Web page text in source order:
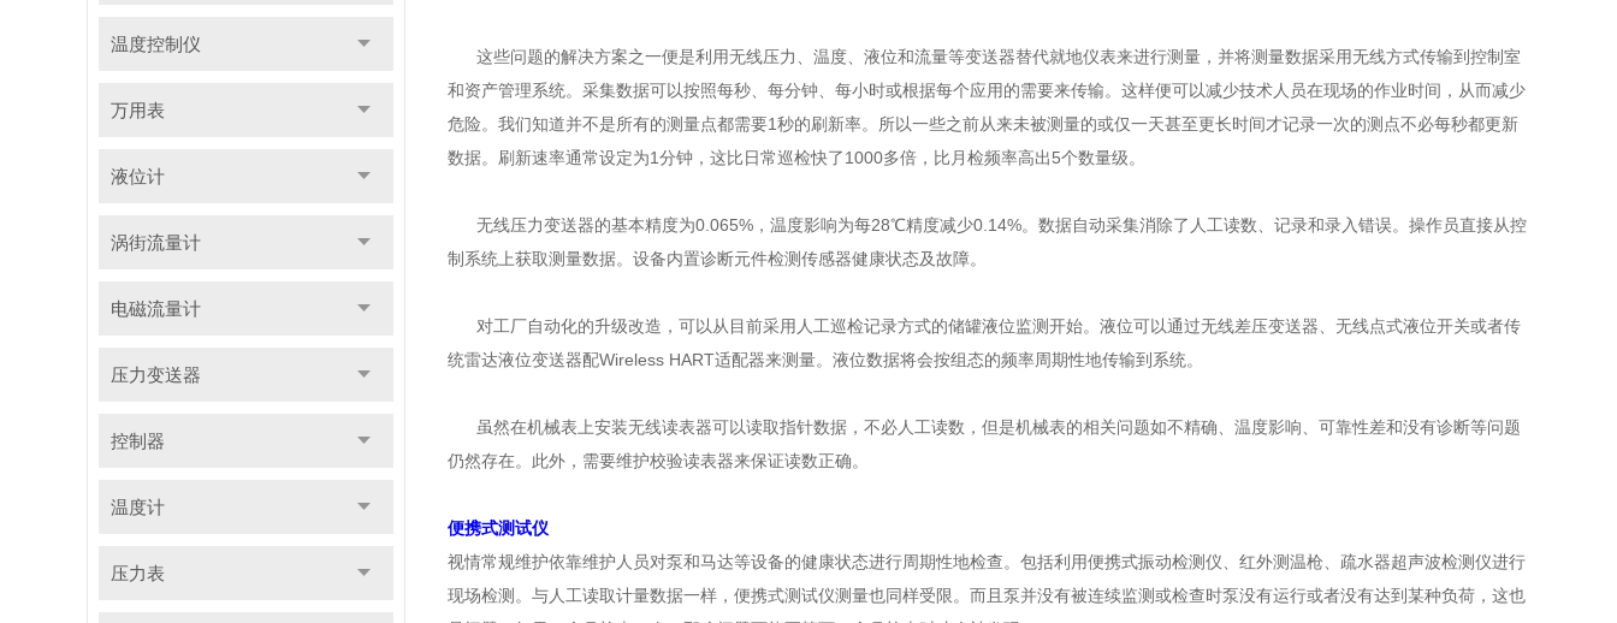
温度控制仪
万用表
液位计
涡街流量计
电磁流量计
压力变送器
控制器
温度计
压力表
这些问题的解决方案之一便是利用无线压力、温度、液位和流量等变送器替代就地仪表来进行测量，并将测量数据采用无线方式传输到控制室
和资产管理系统。采集数据可以按照每秒、每分钟、每小时或根据每个应用的需要来传输。这样便可以减少技术人员在现场的作业时间，从而减少
危险。我们知道并不是所有的测量点都需要1秒的刷新率。所以一些之前从来未被测量的或仅一天甚至更长时间才记录一次的测点不必每秒都更新
数据。刷新速率通常设定为1分钟，这比日常巡检快了1000多倍，比月检频率高出5个数量级。
无线压力变送器的基本精度为0.065%，温度影响为每28℃精度减少0.14%。数据自动采集消除了人工读数、记录和录入错误。操作员直接从控
制系统上获取测量数据。设备内置诊断元件检测传感器健康状态及故障。
对工厂自动化的升级改造，可以从目前采用人工巡检记录方式的储罐液位监测开始。液位可以通过无线差压变送器、无线点式液位开关或者传
统雷达液位变送器配Wireless HART适配器来测量。液位数据将会按组态的频率周期性地传输到系统。
虽然在机械表上安装无线读表器可以读取指针数据，不必人工读数，但是机械表的相关问题如不精确、温度影响、可靠性差和没有诊断等问题
仍然存在。此外，需要维护校验读表器来保证读数正确。
便携式测试仪
视情常规维护依靠维护人员对泵和马达等设备的健康状态进行周期性地检查。包括利用便携式振动检测仪、红外测温枪、疏水器超声波检测仪进行
现场检测。与人工读取计量数据一样，便携式测试仪测量也同样受限。而且泵并没有被连续监测或检查时泵没有运行或者没有达到某种负荷，这也